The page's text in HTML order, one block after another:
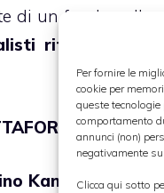
Per fornire le
cookie per
queste
comportamento
annunci (non)
negativamente
Clicca qui sotto
di un fondo sulla
ritengono
FOREX
Kamei, analista